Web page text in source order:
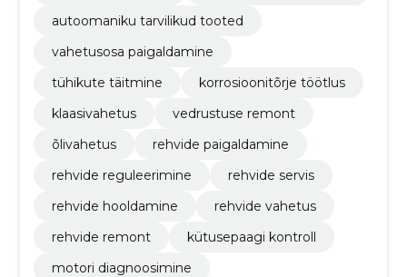
autoomaniku tarvilikud tooted
vahetusosa paigaldamine
tühikute täitmine
korrosioonitõrje töötlus
klaasivahetus
vedrustuse remont
õlivahetus
rehvide paigaldamine
rehvide reguleerimine
rehvide servis
rehvide hooldamine
rehvide vahetus
rehvide remont
kütusepaagi kontroll
motori diagnoosimine